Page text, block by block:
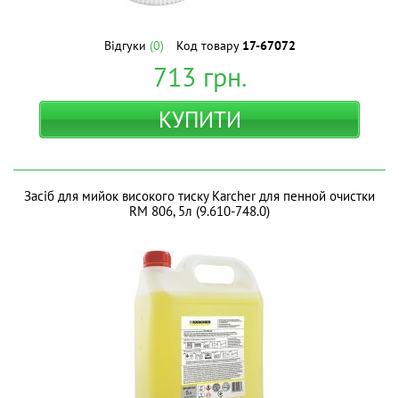
Відгуки (0) Код товару 17-67072
713 грн.
КУПИТИ
Засіб для мийок високого тиску Karcher для пенной очистки
RM 806, 5л (9.610-748.0)